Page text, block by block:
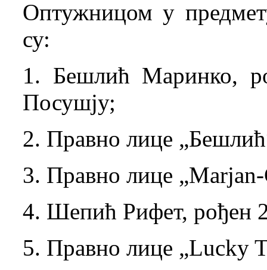
Оптужницом у
су:
1. Бешлић Маринко,
Посушју;
2. Правно лице
3. Правно лице
4. Шепић Рифет, рођен
5. Правно лице „Lucky